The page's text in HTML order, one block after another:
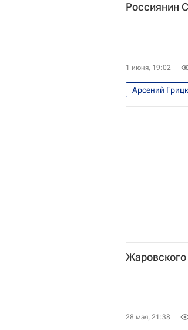
Россиянин
1 июня, 19:02
Арсений
Торпедо
28 мая, 21:38